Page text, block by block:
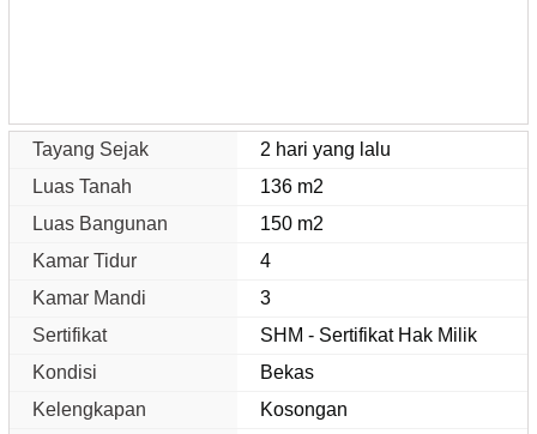
Tayang Sejak
2 hari yang lalu
Luas Tanah
136 m2
Luas Bangunan
150 m2
Kamar Tidur
4
Kamar Mandi
3
Sertifikat
SHM - Sertifikat Hak Milik
Kondisi
Bekas
Kelengkapan
Kosongan